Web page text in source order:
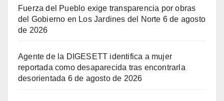
Fuerza del Pueblo exige transparencia por obras
del Gobierno en Los Jardines del Norte 6 de agosto
de 2026
Agente de la DIGESETT identifica a mujer
reportada como desaparecida tras encontrarla
desorientada 6 de agosto de 2026